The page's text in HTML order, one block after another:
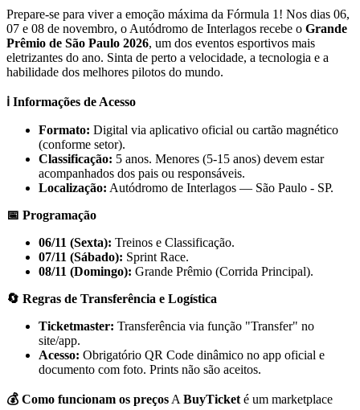
Prepare-se para viver a emoção máxima da Fórmula 1! Nos dias 06,
07 e 08 de novembro, o Autódromo de Interlagos recebe o Grande
Prêmio de São Paulo 2026, um dos eventos esportivos mais
eletrizantes do ano. Sinta de perto a velocidade, a tecnologia e a
habilidade dos melhores pilotos do mundo.
ℹ️ Informações de Acesso
Formato: Digital via aplicativo oficial ou cartão magnético
(conforme setor).
Classificação: 5 anos. Menores (5-15 anos) devem estar
acompanhados dos pais ou responsáveis.
Localização: Autódromo de Interlagos — São Paulo - SP.
📅 Programação
06/11 (Sexta): Treinos e Classificação.
07/11 (Sábado): Sprint Race.
08/11 (Domingo): Grande Prêmio (Corrida Principal).
🔄 Regras de Transferência e Logística
Ticketmaster: Transferência via função "Transfer" no
site/app.
Acesso: Obrigatório QR Code dinâmico no app oficial e
documento com foto. Prints não são aceitos.
💰 Como funcionam os preços A BuyTicket é um marketplace